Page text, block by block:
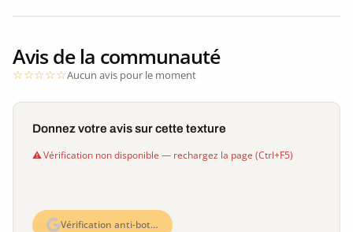
Avis de la communauté
Aucun avis pour le moment
Donnez votre avis sur cette texture
Vérification non disponible — rechargez la page (Ctrl+F5)
Vérification anti-bot…